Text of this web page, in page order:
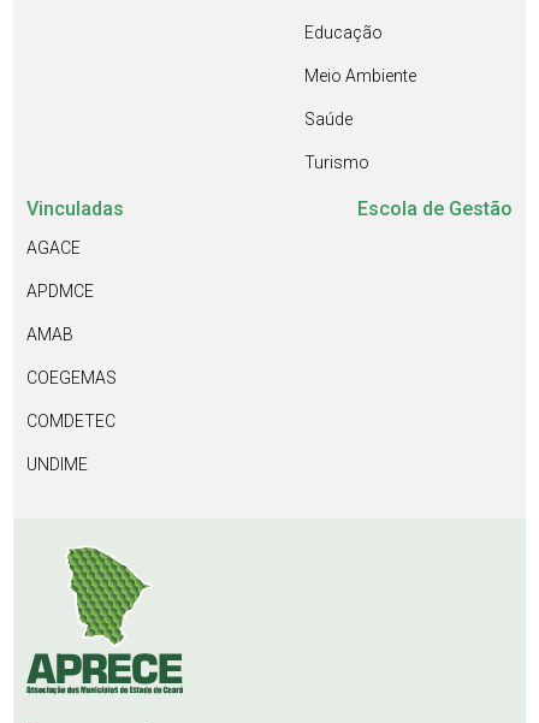
Educação
Meio Ambiente
Saúde
Turismo
Vinculadas
AGACE
APDMCE
AMAB
COEGEMAS
COMDETEC
UNDIME
Escola de Gestão